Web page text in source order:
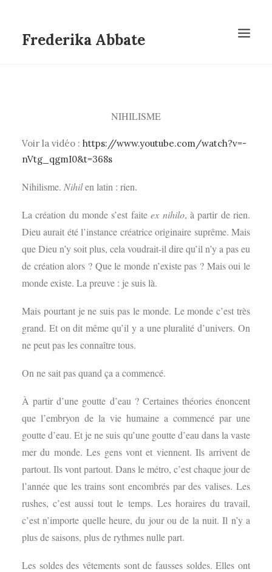
Frederika Abbate
NIHILISME
Voir la vidéo : https://www.youtube.com/watch?v=-
nVtg_qgmI0&t=368s
Nihilisme. Nihilen latin : rien.
La création du monde s’est faiteex nihilo, à partir de rien.
Dieu aurait été l’instance créatrice originaire suprême. Mais
que Dieu n’y soit plus, cela voudrait-il dire qu’il n’y a pas eu
de création alors ? Que le monde n’existe pas ? Mais oui le
monde existe. La preuve : je suis là.
Mais pourtant je ne suis pas le monde. Le monde c’est très
grand. Et on dit même qu’il y a une pluralité d’univers. On
ne peut pas les connaître tous.
On ne sait pas quand ça a commencé.
À partir d’une goutte d’eau ? Certaines théories énoncent
que l’embryon de la vie humaine a commencé par une
goutte d’eau. Et je ne suis qu’une goutte d’eau dans la vaste
mer du monde. Les gens vont et viennent. Ils arrivent de
partout. Ils vont partout. Dans le métro, c’est chaque jour de
l’année que les trains sont encombrés par des valises. Les
rushes, c’est aussi tout le temps. Les horaires du travail,
c’est n’importe quelle heure, du jour ou de la nuit. Il n’y a
plus de saisons, plus de rythmes nulle part.
Les soldes des vêtements sont de fausses soldes. Elles ont